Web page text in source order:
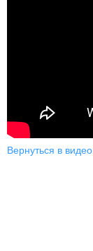
Вернуться в видео